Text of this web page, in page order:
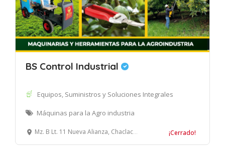
BS Control Industrial
Equipos, Suministros y Soluciones Integrales
Máquinas para la Agro industria
Mz. B Lt. 11 Nueva Alianza, Chaclacayo, Lima ¡Cerrado!